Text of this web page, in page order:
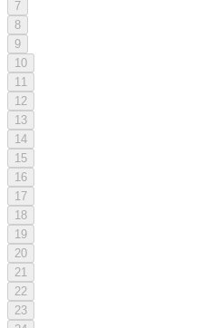
7
8
9
10
11
12
13
14
15
16
17
18
19
20
21
22
23